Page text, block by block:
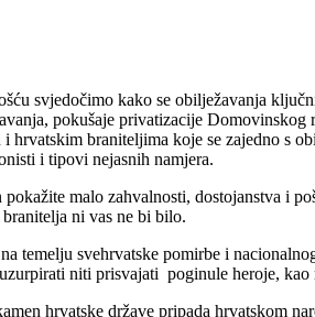
svjedočimo kako se obilježavanja
pokušaje privatizacije
braniteljima koje se zajedno s
i tipovi nejasnih namjera.
malo zahvalnosti, dostojanstva i
ni vas ne bi bilo.
temelju svehrvatske pomirbe i
niti prisvajati poginule heroje, kao
hrvatske države pripada hrvatskom